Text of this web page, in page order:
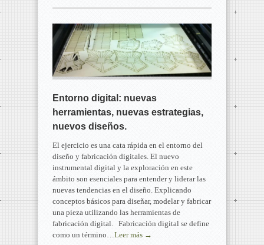
Entorno digital: nuevas
herramientas, nuevas estrategias,
nuevos diseños.
El ejercicio es una cata rápida en el entorno del
diseño y fabricación digitales. El nuevo
instrumental digital y la exploración en este
ámbito son esenciales para entender y liderar las
nuevas tendencias en el diseño. Explicando
conceptos básicos para diseñar, modelar y fabricar
una pieza utilizando las herramientas de
fabricación digital. Fabricación digital se define
como un término… Leer más →